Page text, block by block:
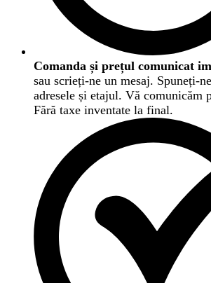
Comanda și prețul comunicat
sau scrieți-ne un mesaj. Spuneți-
adresele și etajul. Vă comunicăm
Fără taxe inventate la final.